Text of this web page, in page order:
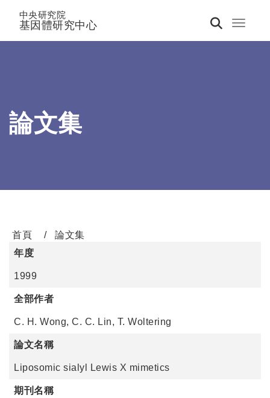
Toggle
中央研究院
基因體研究中心
論文集
首頁
論文集
年度
1999
全部作者
C. H. Wong, C. C. Lin, T. Woltering
論文名稱
Liposomic sialyl Lewis X mimetics
期刊名稱